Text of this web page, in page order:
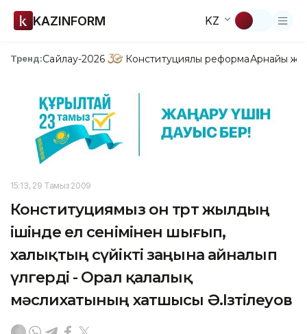
KAZINFORM KZ
Тренд:Сайлау-2026 Конституциялық реформаАрнайы
15:13, 29 Тамыз 2009
Конституциямыз он төрт жылдың
ішінде ел сенімінен шығып,
халықтың сүйікті заңына айналып
үлгерді - Орал қалалық
мәслихатының хатшысы Ә.Ізтілеуов